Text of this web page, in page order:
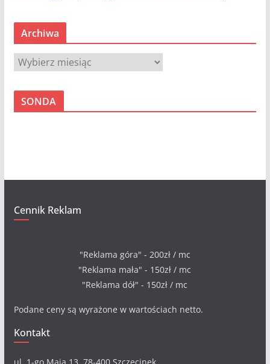
Archiwa
A
r
c
SONDA
Cennik Reklam
"Reklama góra" - 200zł / mc
"Reklama mała" - 150zł / mc
"Reklama dół" - 150zł / mc
Podane ceny są wyrażone w wartościach netto.
Kontakt